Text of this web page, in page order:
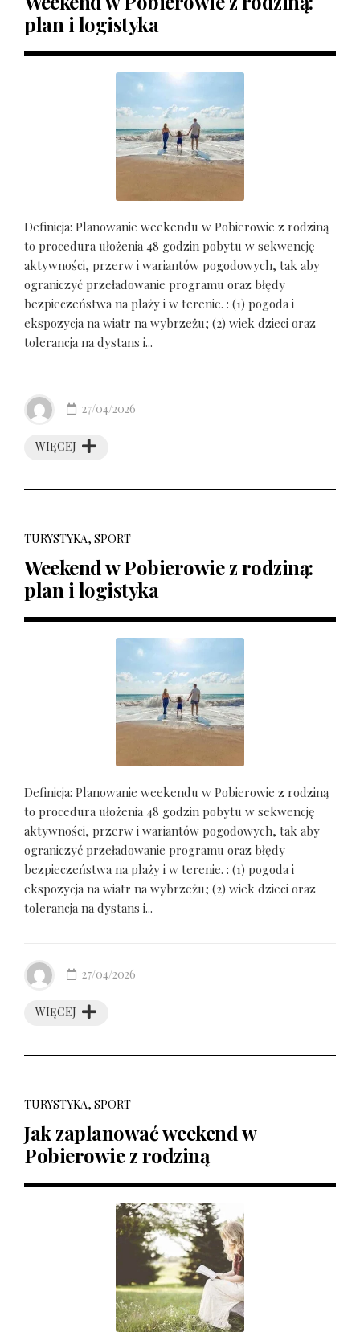
plan i logistyka
Definicja: Planowanie weekendu w Pobierowie z rodziną
to procedura ułożenia 48 godzin pobytu w sekwencję
aktywności, przerw i wariantów pogodowych, tak aby
ograniczyć przeładowanie programu oraz błędy
bezpieczeństwa na plaży i w terenie. : (1) pogoda i
ekspozycja na wiatr na wybrzeżu; (2) wiek dzieci oraz
tolerancja na dystans i...
WIĘCEJ
27/04/2026
TURYSTYKA, SPORT
Weekend w Pobierowie z rodziną:
plan i logistyka
Definicja: Planowanie weekendu w Pobierowie z rodziną
to procedura ułożenia 48 godzin pobytu w sekwencję
aktywności, przerw i wariantów pogodowych, tak aby
ograniczyć przeładowanie programu oraz błędy
bezpieczeństwa na plaży i w terenie. : (1) pogoda i
ekspozycja na wiatr na wybrzeżu; (2) wiek dzieci oraz
tolerancja na dystans i...
WIĘCEJ
27/04/2026
TURYSTYKA, SPORT
Jak zaplanować weekend w
Pobierowie z rodziną